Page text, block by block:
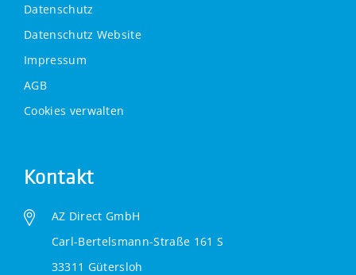
Datenschutz
Datenschutz Website
Impressum
AGB
Cookies verwalten
Kontakt
AZ Direct GmbH
Carl-Bertelsmann-Straße 161 S
33311 Gütersloh